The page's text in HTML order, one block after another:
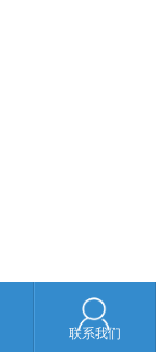
联系我们